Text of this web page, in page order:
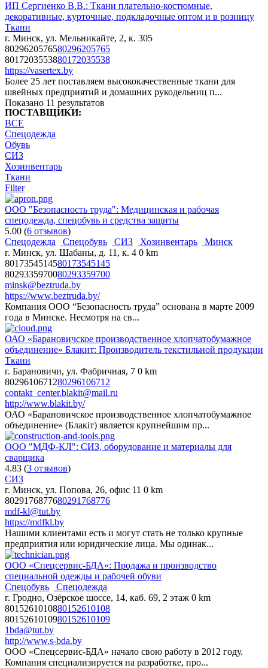
ИП Сергиенко В.В.: Ткани плательно-костюмные,
декоративные, курточные, подкладочные оптом и в розницу
Ткани
г. Минск, ул. Мельникайте, 2, к. 305
8029620576580296205765
8017203553880172035538
https://vasertex.by
Более 25 лет поставляем высококачественные ткани для
швейных предприятий и домашних рукодельниц п...
Показано 11 результатов
ПОСТАВЩИКИ:
ВСЕ
Спецодежда
Обувь
СИЗ
Хозинвентарь
Ткани
Filter
ООО "Безопасность труда": Медицинская и рабочая
спецодежда, спецобувь и средства защиты
5.00 (6 отзывов)
Спецодежда
Спецобувь СИЗ Хозинвентарь
Минск
г. Минск, ул. Шабаны, д. 11, к. 4 0 km
8017354514580173545145
8029335970080293359700
minsk@beztruda.by
https://www.beztruda.by/
Компания ООО “Безопасность труда” основана в марте 2009
года в Минске. Несмотря на св...
ОАО «Барановичское производственное хлопчатобумажное
объединение» Блакит: Производитель текстильной продукции
Ткани
г. Барановичи, ул. Фабричная, 7 0 km
8029610671280296106712
contakt_center.blakit@mail.ru
http://www.blakit.by/
ОАО «Барановичское производственное хлопчатобумажное
объединение» (Блакiт) является крупнейшим пр...
ООО "МДФ-КЛ": СИЗ, оборудование и материалы для
сварщика
4.83 (3 отзывов)
СИЗ
г. Минск, ул. Попова, 26, офис 11 0 km
8029176877680291768776
mdf-kl@tut.by
https://mdfkl.by
Нашими клиентами есть и могут стать не только крупные
предприятия или юридические лица. Мы одинак...
ООО «Спецсервис-БДА»: Продажа и производство
специальной одежды и рабочей обуви
Спецобувь
Спецодежда
г. Гродно, Озёрское шоссе, 14, каб. 69, 2 этаж 0 km
8015261010880152610108
8015261010980152610109
1bda@tut.by
http://www.s-bda.by
ООО «Спецсервис-БДА» начало свою работу в 2012 году.
Компания специализируется на разработке, про...